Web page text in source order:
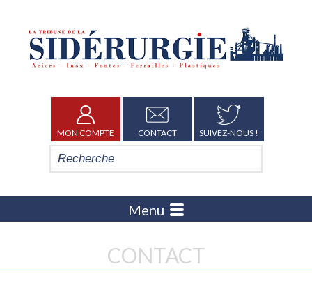
MON COMPTE CONTACT SUIVEZ-NOUS !
Menu
CONTACT